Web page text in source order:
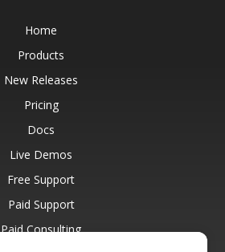
Home
Products
New Releases
Pricing
Docs
Live Demos
Free Support
Paid Support
Paid Consulting